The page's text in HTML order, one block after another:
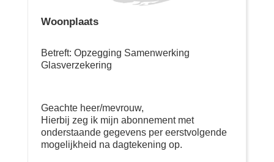
Woonplaats
Betreft: Opzegging Samenwerking
Glasverzekering
Geachte heer/mevrouw,
Hierbij zeg ik mijn abonnement met
onderstaande gegevens per eerstvolgende
mogelijkheid na dagtekening op.